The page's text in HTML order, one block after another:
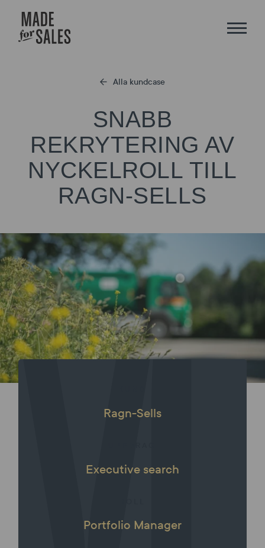
Alla kundcase
SNABB
REKRYTERING AV
NYCKELROLL TILL
RAGN-SELLS
Ragn-Sells
Executive search
Portfolio Manager